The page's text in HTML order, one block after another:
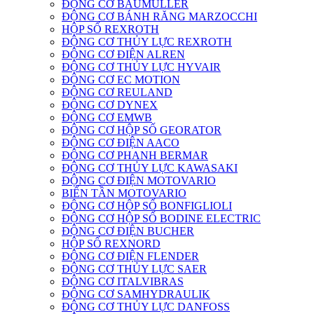
ĐỘNG CƠ BAUMULLER
ĐỘNG CƠ BÁNH RĂNG MARZOCCHI
HỘP SỐ REXROTH
ĐỘNG CƠ THỦY LỰC REXROTH
ĐỘNG CƠ ĐIỆN ALREN
ĐỘNG CƠ THỦY LỰC HYVAIR
ĐỘNG CƠ EC MOTION
ĐỘNG CƠ REULAND
ĐỘNG CƠ DYNEX
ĐỘNG CƠ EMWB
ĐỘNG CƠ HỘP SỐ GEORATOR
ĐỘNG CƠ ĐIỆN AACO
ĐỘNG CƠ PHANH BERMAR
ĐỘNG CƠ THỦY LỰC KAWASAKI
ĐỘNG CƠ ĐIỆN MOTOVARIO
BIẾN TẦN MOTOVARIO
ĐỘNG CƠ HỘP SỐ BONFIGLIOLI
ĐỘNG CƠ HỘP SỐ BODINE ELECTRIC
ĐỘNG CƠ ĐIỆN BUCHER
HỘP SỐ REXNORD
ĐỘNG CƠ ĐIỆN FLENDER
ĐỘNG CƠ THỦY LỰC SAER
ĐỘNG CƠ ITALVIBRAS
ĐỘNG CƠ SAMHYDRAULIK
ĐỘNG CƠ THỦY LỰC DANFOSS